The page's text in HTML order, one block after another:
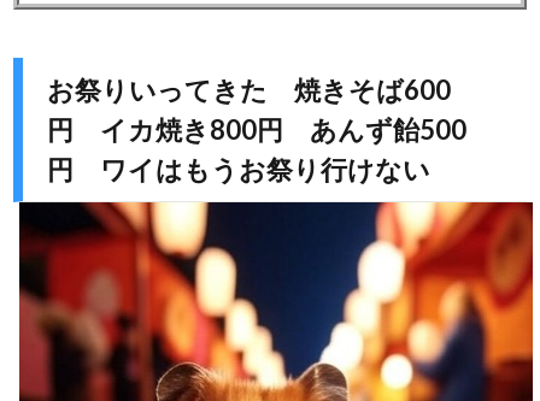
お祭りいってきた 焼きそば600
円 イカ焼き800円 あんず飴500
円 ワイはもうお祭り行けない